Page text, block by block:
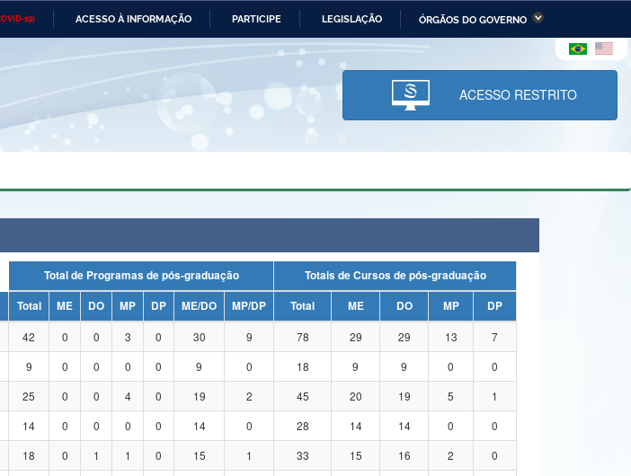
19) ACESSO À INFORMAÇÃO PARTICIPE LEGISLAÇÃO ÓRGÃOS DO GOVERNO
Ministério das Relações Ministério da Economia Ministério da Infraestrutura
Ministério da Ciência,
Tecnologia, Inovações e
Comunicações
e dos Direitos Humanos
Banco Central do Brasil Planalto
ACESSO RESTRITO
Total de Programas de pós-graduação
Totais de Cursos de pós-graduação
Total ME DO MP DP ME/DO MP/DP Total ME DO MP
DP
42 0 0 3 0 30 9 78 29 29 13
7
9 0 0 0 0 9 0 18 9 9 0
0
25 0 0 4 0 19 2 45 20 19 5
1
14 0 0 0 0 14 0 28 14 14 0
0
18 0 1 1 0 15 1 33 15 16 2
0